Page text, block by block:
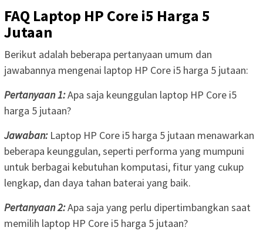
FAQ Laptop HP Core i5 Harga 5
Jutaan
Berikut adalah beberapa pertanyaan umum dan
jawabannya mengenai laptop HP Core i5 harga 5 jutaan:
Pertanyaan 1:Apa saja keunggulan laptop HP Core i5
harga 5 jutaan?
Jawaban:Laptop HP Core i5 harga 5 jutaan menawarkan
beberapa keunggulan, seperti performa yang mumpuni
untuk berbagai kebutuhan komputasi, fitur yang cukup
lengkap, dan daya tahan baterai yang baik.
Pertanyaan 2:Apa saja yang perlu dipertimbangkan saat
memilih laptop HP Core i5 harga 5 jutaan?